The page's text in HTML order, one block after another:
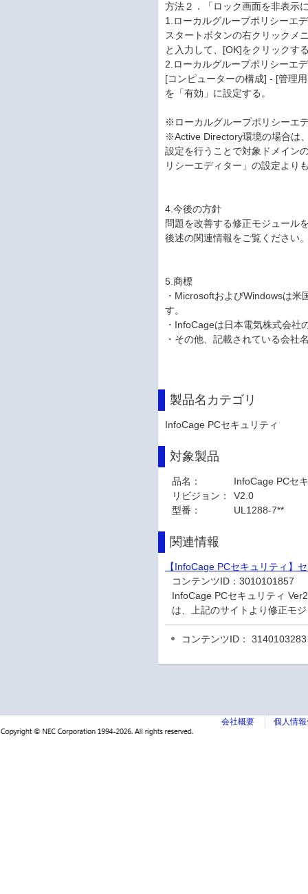
方法２．「ロック画面を非表示
1.ローカルグループポリシーエ
スタートボタンの右クリックメ
と入力して、[OK]をクリックす
2.ローカルグループポリシーエ
[コンピューターの構成] - [管理
を「有効」に設定する。
※ローカルグループポリシーエ
※Active Directory環境の場合は
設定を行うことで対象ドメイン
リシーエディター」の設定より
4.今後の方針
問題を改善する修正モジュール
後述の関連情報をご覧ください
5.商標
・MicrosoftおよびWindowsは
す。
・InfoCageは日本電気株式会社
・その他、記載されている会社
製品名カテゴリ
InfoCage PCセキュリティ
対象製品
品名：
InfoCage PCセ
リビジョン：
V2.0
型番：
UL1288-7**
関連情報
【InfoCage PCセキュリティ】
コンテンツID：3010101857
InfoCage PCセキュリティ
は、上記のサイトより修正モ
コンテンツID： 3140103283
会社概要 個人情